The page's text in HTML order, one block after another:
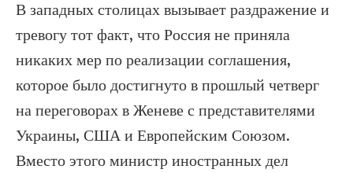
В западных столицах вызывает раздражение и
тревогу тот факт, что Россия не приняла
никаких мер по реализации соглашения,
которое было достигнуто в прошлый четверг
на переговорах в Женеве с представителями
Украины, США и Европейским Союзом.
Вместо этого министр иностранных дел